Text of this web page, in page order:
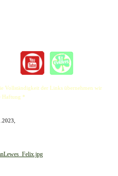
Vollständigkeit der Links übernehmen wir
Haftung *